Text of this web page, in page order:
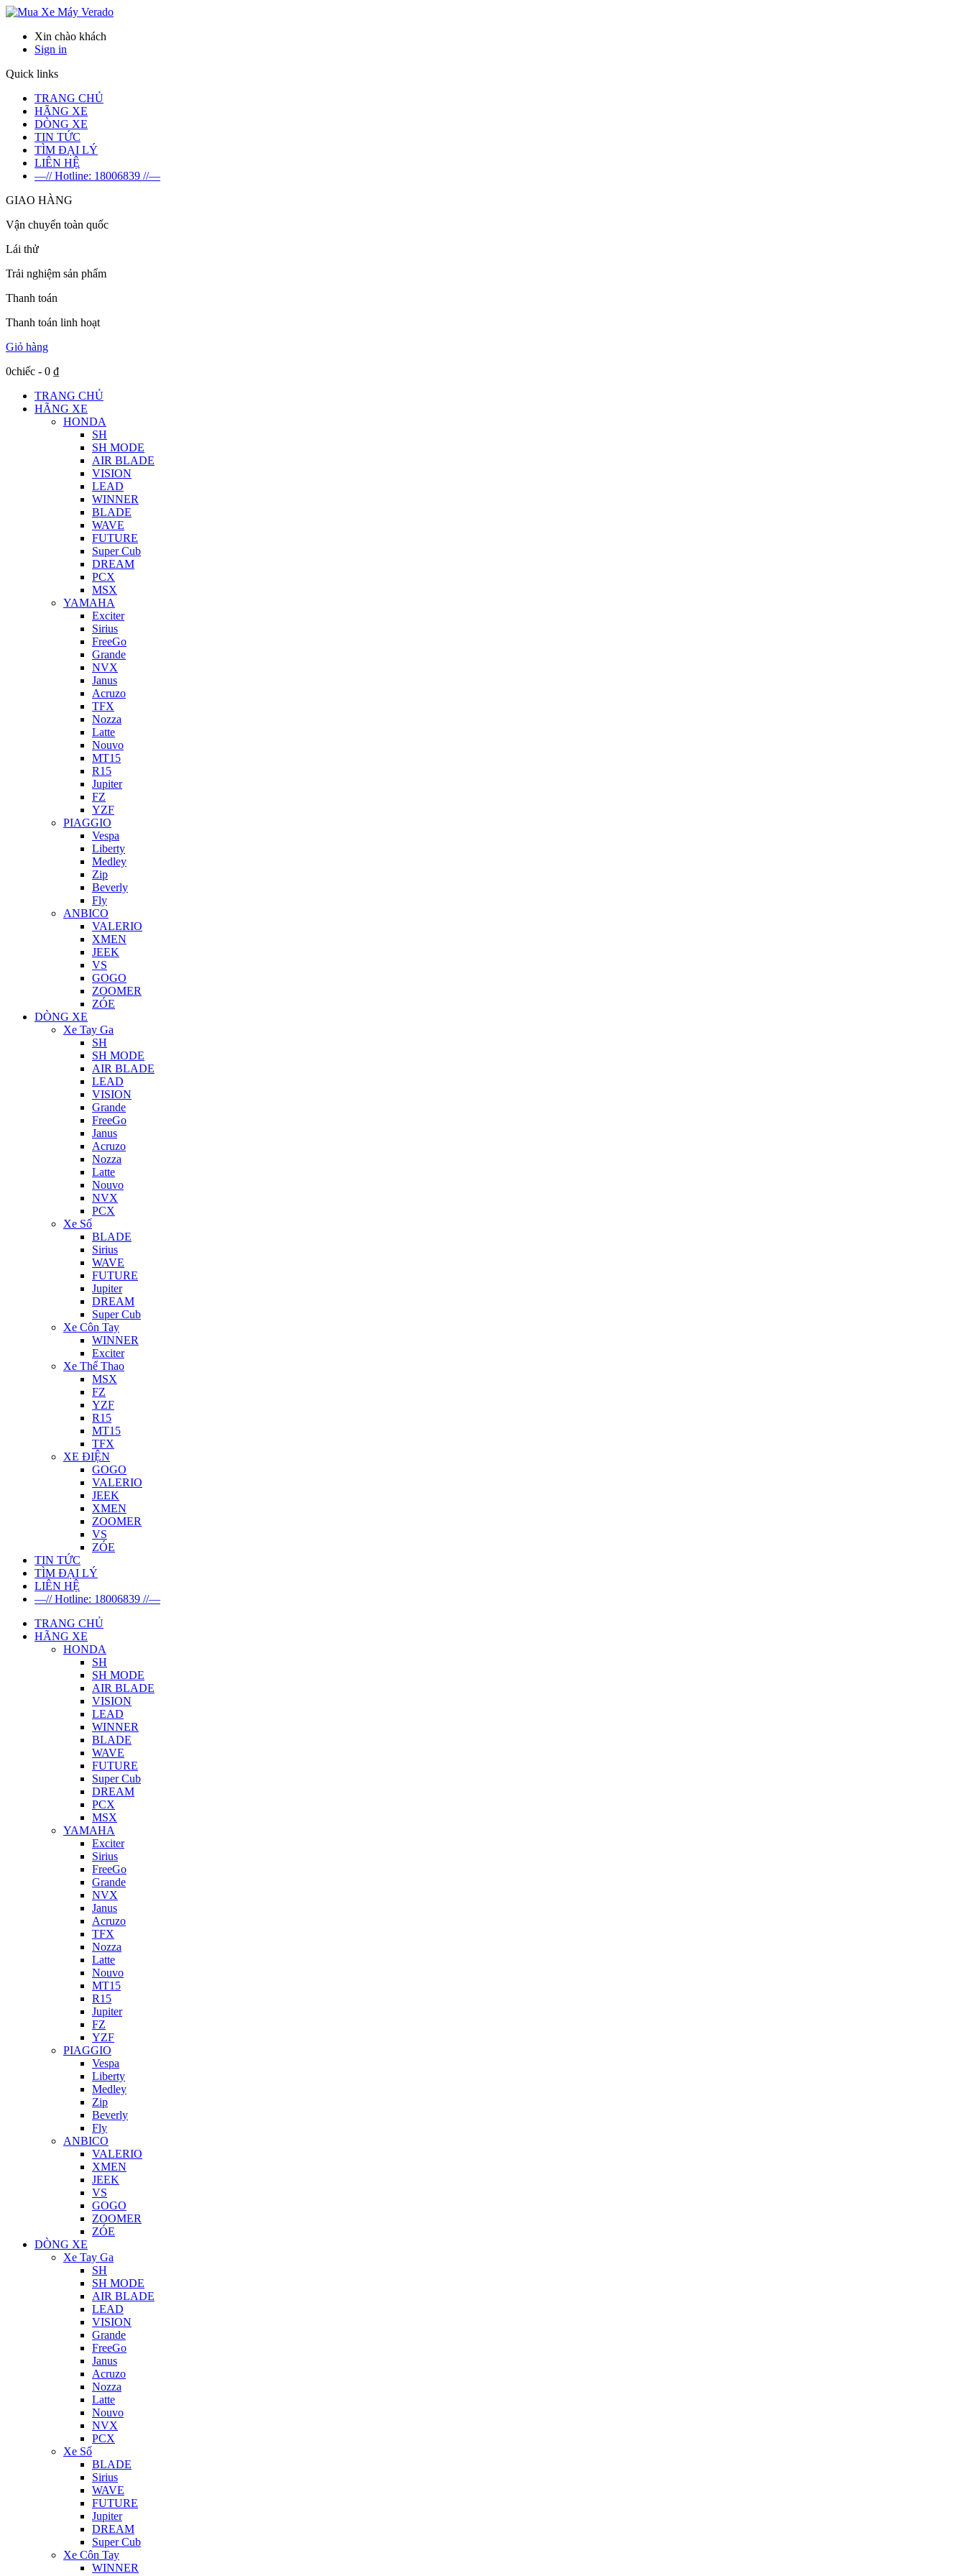
Verado
Xin chào khách
Sign in
Quick links
TRANG CHỦ
HÃNG XE
DÒNG XE
TIN TỨC
TÌM ĐẠI LÝ
LIÊN HỆ
—// Hotline: 18006839 //—
GIAO HÀNG
Vận chuyển toàn quốc
Lái thử
Trải nghiệm sản phẩm
Thanh toán
Thanh toán linh hoạt
Giỏ hàng
0chiếc - 0 ₫
TRANG CHỦ
HÃNG XE
HONDA
SH
SH MODE
AIR BLADE
VISION
LEAD
WINNER
BLADE
WAVE
FUTURE
Super Cub
DREAM
PCX
MSX
YAMAHA
Exciter
Sirius
FreeGo
Grande
NVX
Janus
Acruzo
TFX
Nozza
Latte
Nouvo
MT15
R15
Jupiter
FZ
YZF
PIAGGIO
Vespa
Liberty
Medley
Zip
Beverly
Fly
ANBICO
VALERIO
XMEN
JEEK
VS
GOGO
ZOOMER
ZÓE
DÒNG XE
Xe Tay Ga
SH
SH MODE
AIR BLADE
LEAD
VISION
Grande
FreeGo
Janus
Acruzo
Nozza
Latte
Nouvo
NVX
PCX
Xe Số
BLADE
Sirius
WAVE
FUTURE
Jupiter
DREAM
Super Cub
Xe Côn Tay
WINNER
Exciter
Xe Thể Thao
MSX
FZ
YZF
R15
MT15
TFX
XE ĐIỆN
GOGO
VALERIO
JEEK
XMEN
ZOOMER
VS
ZÓE
TIN TỨC
TÌM ĐẠI LÝ
LIÊN HỆ
—// Hotline: 18006839 //—
TRANG CHỦ
HÃNG XE
HONDA
SH
SH MODE
AIR BLADE
VISION
LEAD
WINNER
BLADE
WAVE
FUTURE
Super Cub
DREAM
PCX
MSX
YAMAHA
Exciter
Sirius
FreeGo
Grande
NVX
Janus
Acruzo
TFX
Nozza
Latte
Nouvo
MT15
R15
Jupiter
FZ
YZF
PIAGGIO
Vespa
Liberty
Medley
Zip
Beverly
Fly
ANBICO
VALERIO
XMEN
JEEK
VS
GOGO
ZOOMER
ZÓE
DÒNG XE
Xe Tay Ga
SH
SH MODE
AIR BLADE
LEAD
VISION
Grande
FreeGo
Janus
Acruzo
Nozza
Latte
Nouvo
NVX
PCX
Xe Số
BLADE
Sirius
WAVE
FUTURE
Jupiter
DREAM
Super Cub
Xe Côn Tay
WINNER